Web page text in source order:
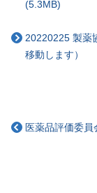
(5.3MB)
20220225 製薬
移動します）
医薬品評価委